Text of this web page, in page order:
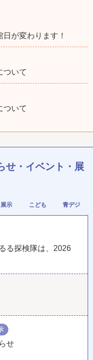
が変わります！
ついて
ついて
せ・イベント・展
示 こども 青デジ
る探検隊は、2026
せ